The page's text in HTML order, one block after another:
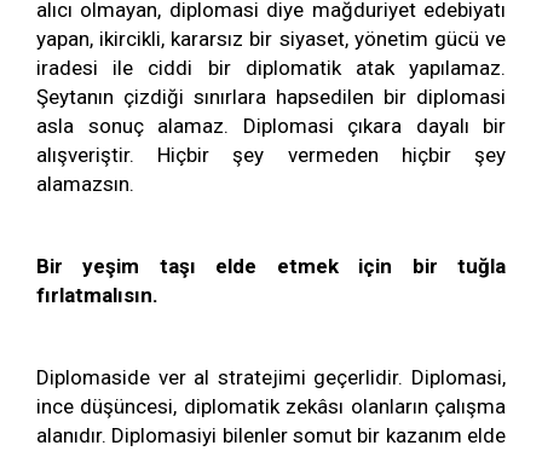
alıcı olmayan, diplomasi diye mağduriyet edebiyatı
yapan, ikircikli, kararsız bir siyaset, yönetim gücü ve
iradesi ile ciddi bir diplomatik atak yapılamaz.
Şeytanın çizdiği sınırlara hapsedilen bir diplomasi
asla sonuç alamaz. Diplomasi çıkara dayalı bir
alışveriştir. Hiçbir şey vermeden hiçbir şey
alamazsın.
Bir yeşim taşı elde etmek için bir tuğla
fırlatmalısın.
Diplomaside ver al stratejimi geçerlidir. Diplomasi,
ince düşüncesi, diplomatik zekâsı olanların çalışma
alanıdır. Diplomasiyi bilenler somut bir kazanım elde